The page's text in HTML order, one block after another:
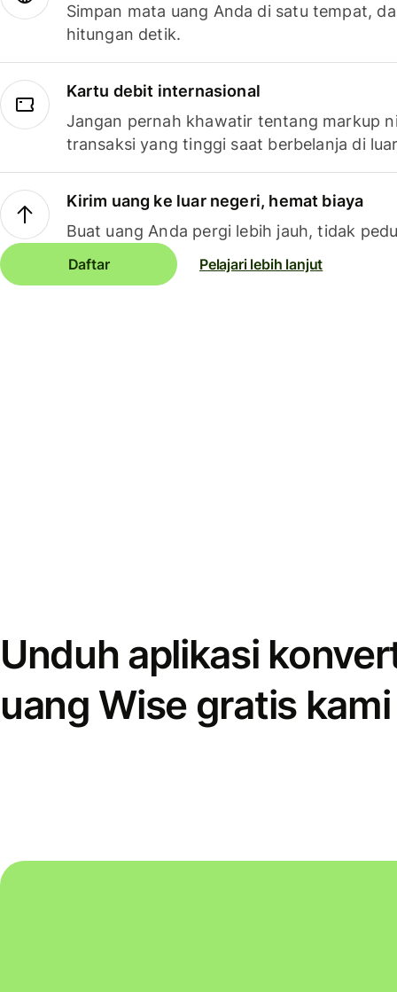
Simpan mata uang Anda di satu tempat,
hitungan detik.
Kartu debit internasional
Jangan pernah khawatir tentang markup
transaksi yang tinggi saat berbelanja di
Kirim uang ke luar negeri, hemat biaya
Buat uang Anda pergi lebih jauh, tidak
Daftar Pelajari lebih lanjut
Unduh aplikasi
uang Wise gratis kami